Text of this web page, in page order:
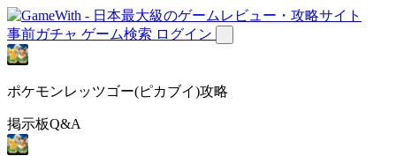
事前ガチャ ゲーム検索 ログイン
ポケモンレッツゴー(ピカブイ)攻略
掲示板Q&A